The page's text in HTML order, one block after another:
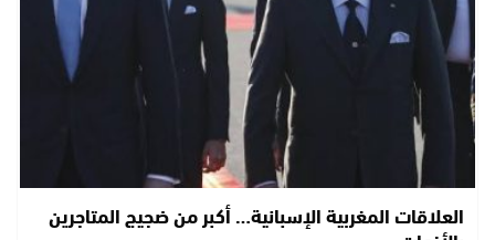
العلاقات المغربية الإسبانية… أكبر من ضجيج المتاجرين